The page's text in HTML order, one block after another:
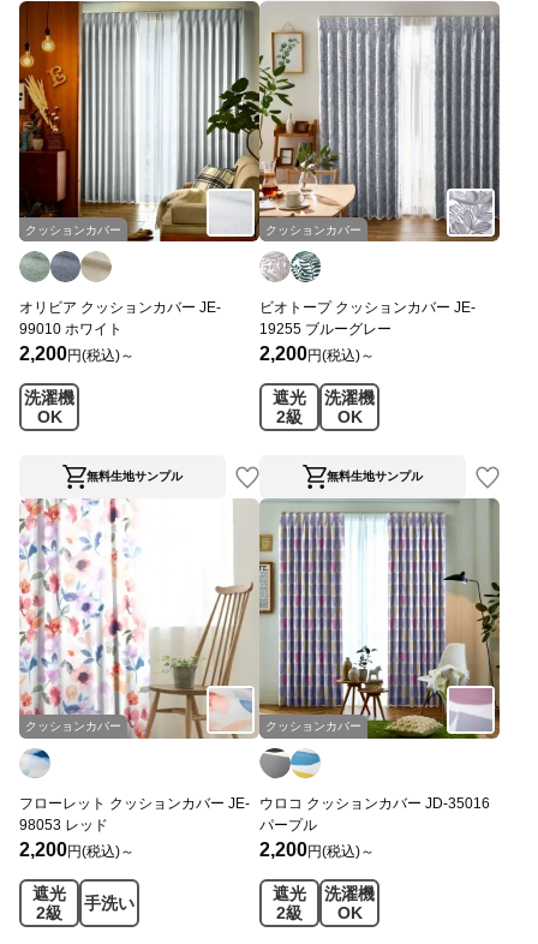
クッションカバー
オリビア クッションカバー JE-
99010 ホワイト
2,200円(税込)～
洗濯機
OK
無料生地サンプル
クッションカバー
ビオトープ クッションカバー JE-
19255 ブルーグレー
2,200円(税込)～
遮光
2級
洗濯機
OK
無料生地サンプル
クッションカバー
フローレット クッションカバー JE-
98053 レッド
2,200円(税込)～
遮光
2級
手洗い
クッションカバー
ウロコ クッションカバー JD-35016
パープル
2,200円(税込)～
遮光
2級
洗濯機
OK